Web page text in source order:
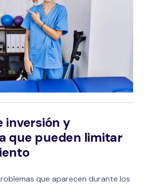
inversión y
que pueden limitar
que aparecen durante los